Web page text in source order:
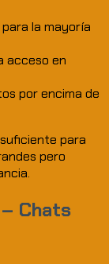
la mayoría
acceso en
por encima de
para
pero
Chats